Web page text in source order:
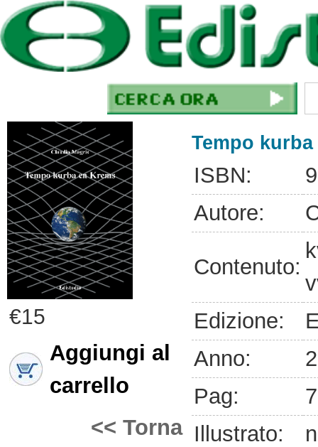
€15
Aggiungi al
carrello
<< Torna
Tempo
ISBN:
Autore:
Contenuto:
Edizione:
Anno:
Pag:
Illustrato: